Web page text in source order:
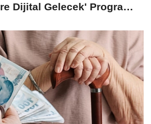
Dijital Gelecek' Programı